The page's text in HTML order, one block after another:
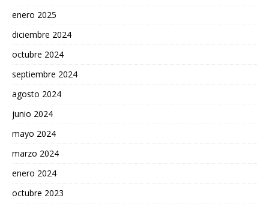
enero 2025
diciembre 2024
octubre 2024
septiembre 2024
agosto 2024
junio 2024
mayo 2024
marzo 2024
enero 2024
octubre 2023